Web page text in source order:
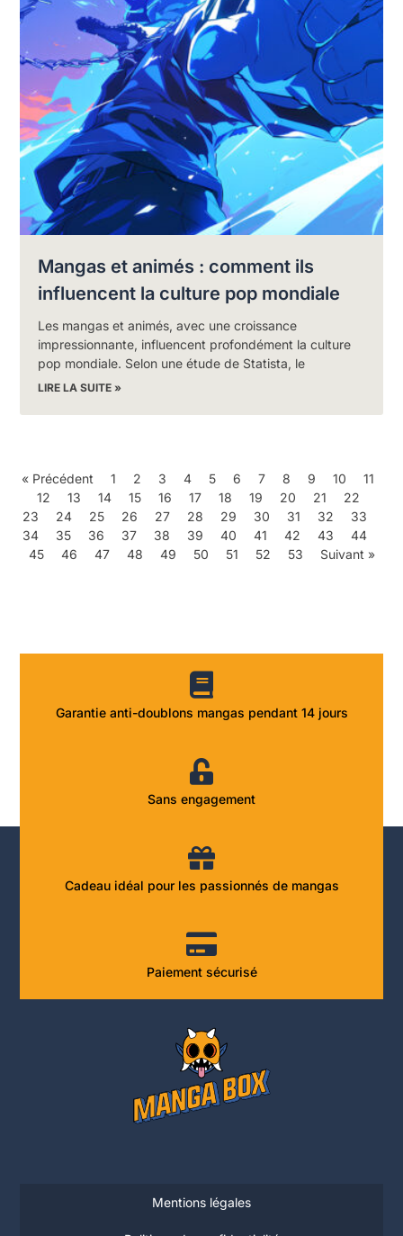
Mangas et animés : comment ils
influencent la culture pop mondiale
Les mangas et animés, avec une croissance
impressionnante, influencent profondément la culture
pop mondiale. Selon une étude de Statista, le
LIRE LA SUITE »
« Précédent 1 2 3 4 5 6 7 8 9 10
11
12
13 14 15 16 17 18 19 20 21
22
23
24 25 26 27 28 29 30 31 32
33
34
35 36 37 38 39 40 41 42 43
44
45
46 47 48 49 50 51 52 53 Suivant »
Garantie anti-doublons mangas pendant 14 jours
Sans engagement
Cadeau idéal pour les passionnés de mangas
Paiement sécurisé
Mentions légales